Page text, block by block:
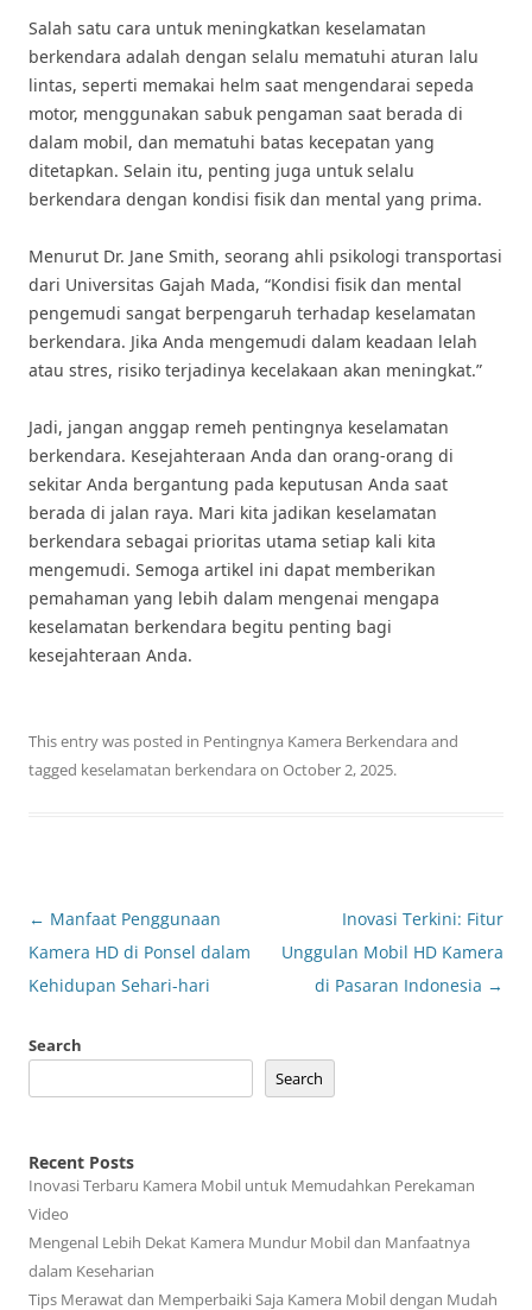
Salah satu cara untuk meningkatkan keselamatan
berkendara adalah dengan selalu mematuhi aturan lalu
lintas, seperti memakai helm saat mengendarai sepeda
motor, menggunakan sabuk pengaman saat berada di
dalam mobil, dan mematuhi batas kecepatan yang
ditetapkan. Selain itu, penting juga untuk selalu
berkendara dengan kondisi fisik dan mental yang prima.
Menurut Dr. Jane Smith, seorang ahli psikologi transportasi
dari Universitas Gajah Mada, “Kondisi fisik dan mental
pengemudi sangat berpengaruh terhadap keselamatan
berkendara. Jika Anda mengemudi dalam keadaan lelah
atau stres, risiko terjadinya kecelakaan akan meningkat.”
Jadi, jangan anggap remeh pentingnya keselamatan
berkendara. Kesejahteraan Anda dan orang-orang di
sekitar Anda bergantung pada keputusan Anda saat
berada di jalan raya. Mari kita jadikan keselamatan
berkendara sebagai prioritas utama setiap kali kita
mengemudi. Semoga artikel ini dapat memberikan
pemahaman yang lebih dalam mengenai mengapa
keselamatan berkendara begitu penting bagi
kesejahteraan Anda.
This entry was posted in Pentingnya Kamera Berkendara and
tagged keselamatan berkendara on October 2, 2025.
Post
navigation
← Manfaat Penggunaan
Kamera HD di Ponsel dalam
Kehidupan Sehari-hari
Inovasi Terkini: Fitur
Unggulan Mobil HD Kamera
di Pasaran Indonesia →
Search
Search
Recent Posts
Inovasi Terbaru Kamera Mobil untuk Memudahkan Perekaman
Video
Mengenal Lebih Dekat Kamera Mundur Mobil dan Manfaatnya
dalam Keseharian
Tips Merawat dan Memperbaiki Saja Kamera Mobil dengan Mudah